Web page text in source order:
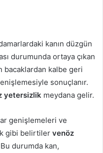
kanın düzgün
durumunda ortaya çıkan
bacaklardan kalbe geri
sonuçlanır.
yetersizlik meydana gelir.
genişlemeleri ve
gibi belirtiler venöz
durumda kan,